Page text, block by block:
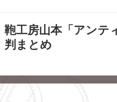
鞄工房山本「アンテ
判まとめ